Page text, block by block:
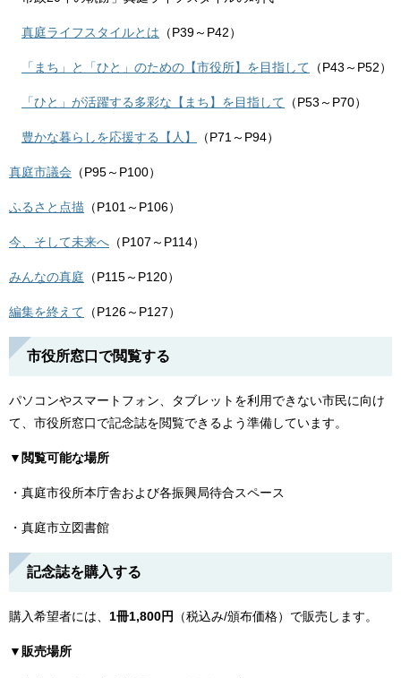
真庭ライフスタイルとは （P39～P42）
「まち」と「ひと」のための【市役所】を目指して （P43～P52）
「ひと」が活躍する多彩な【まち】を目指して （P53～P70）
豊かな暮らしを応援する【人】 （P71～P94）
真庭市議会 （P95～P100）
ふるさと点描 （P101～P106）
今、そして未来へ （P107～P114）
みんなの真庭 （P115～P120）
編集を終えて （P126～P127）
市役所窓口で閲覧する
パソコンやスマートフォン、タブレットを利用できない市民に向け
て、市役所窓口で記念誌を閲覧できるよう準備しています。
▼閲覧可能な場所
・真庭市役所本庁舎および各振興局待合スペース
・真庭市立図書館
記念誌を購入する
購入希望者には、 1冊1,800円 （税込み/頒布価格）で販売します。
▼販売場所